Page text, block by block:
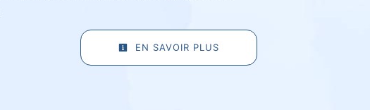
EN SAVOIR PLUS